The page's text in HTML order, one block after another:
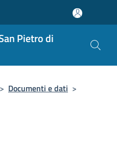
Pietro di
> Documenti e dati >